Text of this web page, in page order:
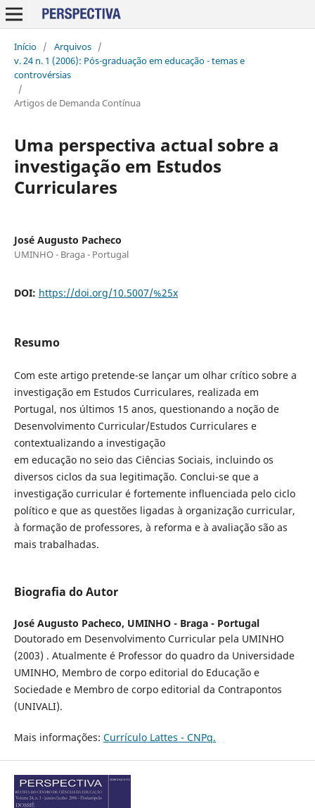
Início / Arquivos /
v. 24 n. 1 (2006): Pós-graduação em educação - temas e
controvérsias
/
Artigos de Demanda Contínua
Uma perspectiva actual sobre a
investigação em Estudos
Curriculares
José Augusto Pacheco
UMINHO - Braga - Portugal
DOI: https://doi.org/10.5007/%25x
Resumo
Com este artigo pretende-se lançar um olhar crítico sobre a
investigação em Estudos Curriculares, realizada em
Portugal, nos últimos 15 anos, questionando a noção de
Desenvolvimento Curricular/Estudos Curriculares e
contextualizando a investigação
em educação no seio das Ciências Sociais, incluindo os
diversos ciclos da sua legitimação. Conclui-se que a
investigação curricular é fortemente influenciada pelo ciclo
político e que as questões ligadas à organização curricular,
à formação de professores, à reforma e à avaliação são as
mais trabalhadas.
Biografia do Autor
José Augusto Pacheco, UMINHO - Braga - Portugal
Doutorado em Desenvolvimento Curricular pela UMINHO
(2003) . Atualmente é Professor do quadro da Universidade
UMINHO, Membro de corpo editorial do Educação e
Sociedade e Membro de corpo editorial da Contrapontos
(UNIVALI).
Mais informações: Currículo Lattes - CNPq.